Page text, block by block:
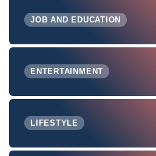
JOB AND EDUCATION
ENTERTAINMENT
LIFESTYLE